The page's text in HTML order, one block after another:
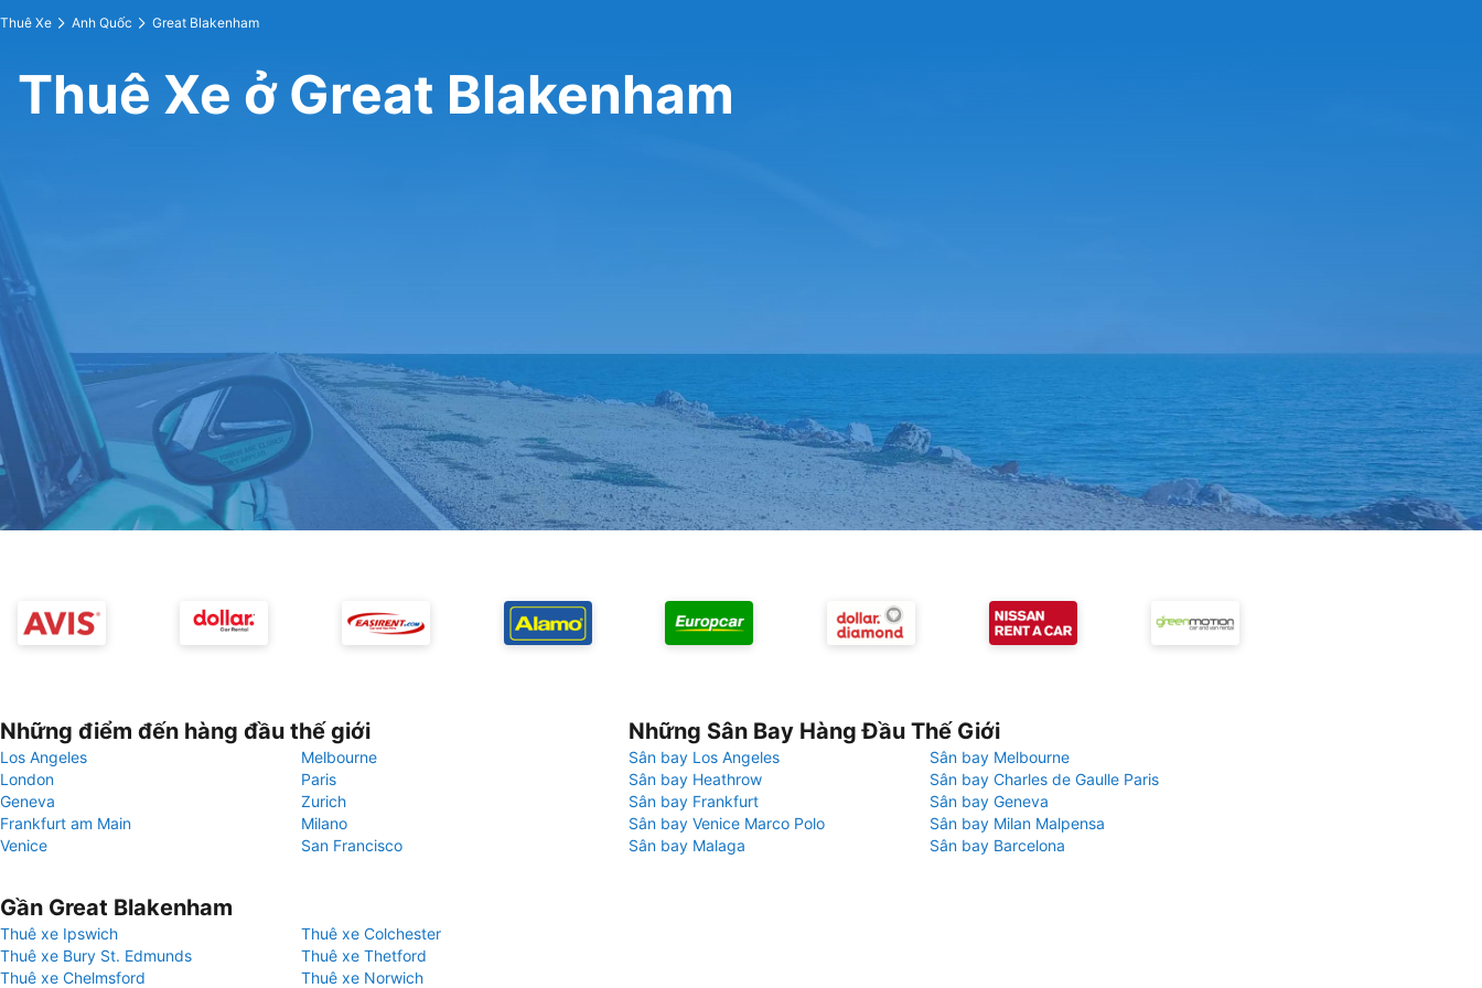
Thuê Xe Anh Quốc Great Blakenham
Thuê Xe ở Great Blakenham
Những điểm đến hàng đầu thế giới
Los Angeles
Melbourne
London
Paris
Geneva
Zurich
Frankfurt am Main
Milano
Venice
San Francisco
Những Sân Bay Hàng Đầu Thế Giới
Sân bay Los Angeles
Sân bay Melbourne
Sân bay Heathrow
Sân bay Charles de Gaulle Paris
Sân bay Frankfurt
Sân bay Geneva
Sân bay Venice Marco Polo
Sân bay Milan Malpensa
Sân bay Malaga
Sân bay Barcelona
Gần Great Blakenham
Thuê xe Ipswich
Thuê xe Colchester
Thuê xe Bury St. Edmunds
Thuê xe Thetford
Thuê xe Chelmsford
Thuê xe Norwich